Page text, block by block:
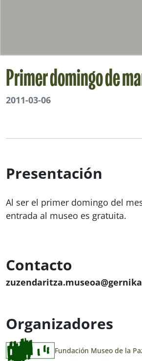
Primer domingo de
2011-03-06
Presentación
Al ser el primer domingo del
entrada al museo es gratuita.
Contacto
Organizadores
Fundación Museo de la